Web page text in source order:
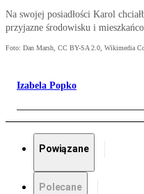
Na swojej posiadłości Karol
przyjazne środowisku i
Foto: Dan Marsh, CC BY-SA 2.0, Wikimedia
Izabela Popko
Powiązane
Polecane